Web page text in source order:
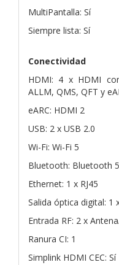
MultiPantalla: Sí
Siempre lista: Sí
Conectividad
HDMI: 4 x HDMI
ALLM, QMS, QFT y
eARC: HDMI 2
USB: 2 x USB 2.0
Wi-Fi: Wi-Fi 5
Bluetooth: Bluetooth
Ethernet: 1 x RJ45
Salida óptica digital: 1
Entrada RF: 2 x
Ranura CI: 1
Simplink HDMI CEC: Sí